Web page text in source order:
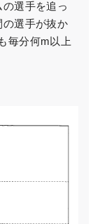
選手を追っ
選手が抜か
毎分何m以上